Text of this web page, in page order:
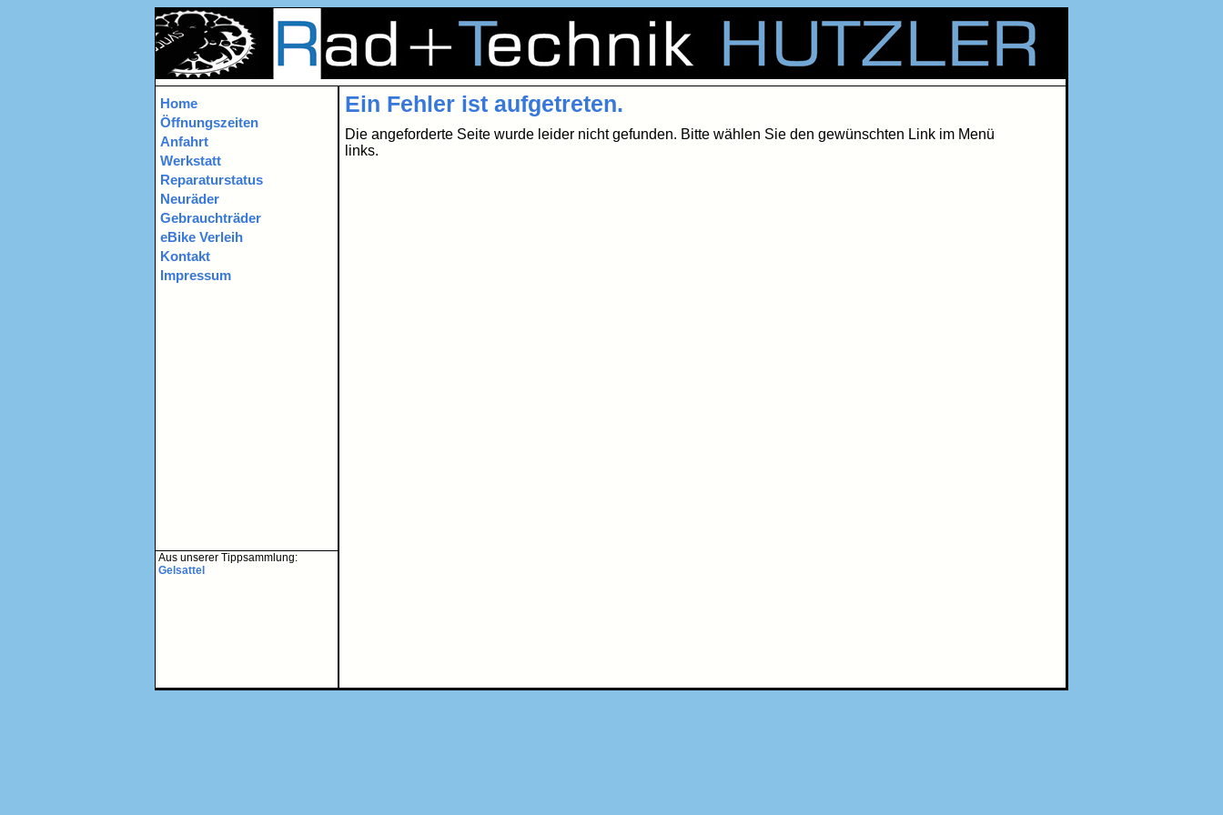
Home
Öffnungszeiten
Anfahrt
Werkstatt
Reparaturstatus
Neuräder
Gebrauchträder
eBike Verleih
Kontakt
Impressum
Aus unserer Tippsammlung:
Gelsattel
Ein Fehler ist aufgetreten.
Die angeforderte Seite wurde leider nicht gefunden. Bitte wählen Sie den gewünschten Link im Menü
links.